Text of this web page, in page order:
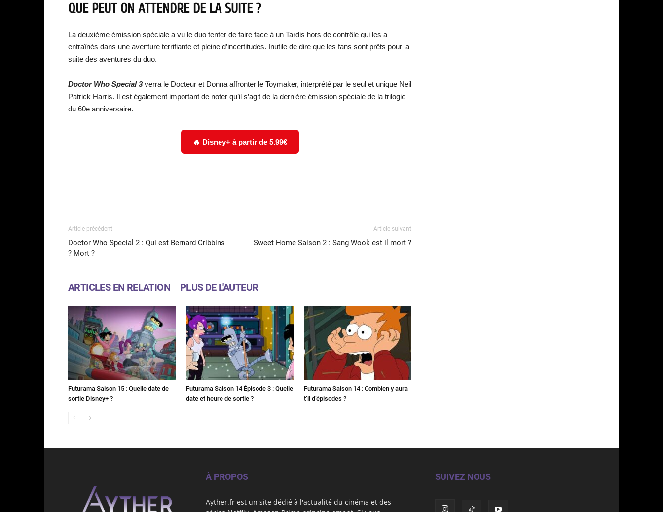
QUE PEUT ON ATTENDRE DE LA SUITE ?
La deuxième émission spéciale a vu le duo tenter de faire face à un Tardis hors de contrôle qui les a
entraînés dans une aventure terrifiante et pleine d’incertitudes. Inutile de dire que les fans sont prêts pour la
suite des aventures du duo.
Doctor Who Special 3verra le Docteur et Donna affronter le Toymaker, interprété par le seul et unique Neil
Patrick Harris. Il est également important de noter qu’il s’agit de la dernière émission spéciale de la trilogie
du 60e anniversaire.
🔥 Disney+ à partir de 5.99€
Article précédent
Doctor Who Special 2 : Qui est Bernard Cribbins
? Mort ?
Article suivant
Sweet Home Saison 2 : Sang Wook est il mort ?
ARTICLES EN RELATION PLUS DE L'AUTEUR
Futurama Saison 15 : Quelle date de
sortie Disney+ ?
Futurama Saison 14 Épisode 3 : Quelle
date et heure de sortie ?
Futurama Saison 14 : Combien y aura
t’il d’épisodes ?
À PROPOS
Ayther.fr est un site dédié à l'actualité du cinéma et des
SUIVEZ NOUS